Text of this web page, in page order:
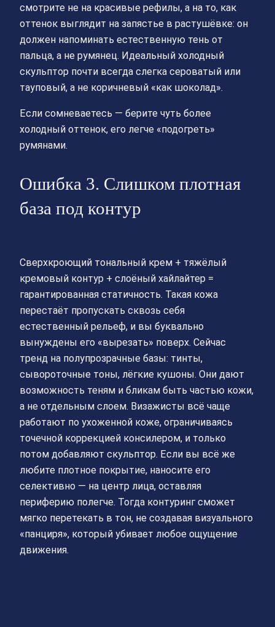
смотрите не на красивые рефилы, а на то, как
оттенок выглядит на запястье в растушёвке: он
должен напоминать естественную тень от
пальца, а не румянец. Идеальный холодный
скульптор почти всегда слегка сероватый или
тауповый, а не коричневый «как шоколад».
Если сомневаетесь — берите чуть более
холодный оттенок, его легче «подогреть»
румянами.
Ошибка 3. Слишком плотная
база под контур
Сверхкроющий тональный крем + тяжёлый
кремовый контур + слоёный хайлайтер =
гарантированная статичность. Такая кожа
перестаёт пропускать сквозь себя
естественный рельеф, и вы буквально
вынуждены его «вырезать» поверх. Сейчас
тренд на полупрозрачные базы: тинты,
сывороточные тоны, лёгкие кушоны. Они дают
возможность теням и бликам быть частью кожи,
а не отдельным слоем. Визажисты всё чаще
работают по ухоженной коже, ограничиваясь
точечной коррекцией консилером, и только
потом добавляют скульптор. Если вы всё же
любите плотное покрытие, наносите его
селективно — на центр лица, оставляя
периферию полегче. Тогда контуринг сможет
мягко перетекать в тон, не создавая визуального
«панциря», который убивает любое ощущение
движения.